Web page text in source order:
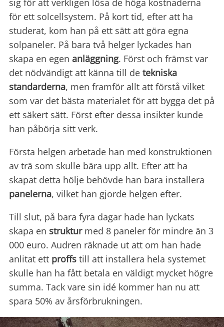
sig för att verkligen lösa de höga kostnaderna
för ett solcellsystem. På kort tid, efter att ha
studerat, kom han på ett sätt att göra egna
solpaneler. På bara två helger lyckades han
skapa en egen anläggning. Först och främst var
det nödvändigt att känna till de tekniska
standarderna, men framför allt att förstå vilket
som var det bästa materialet för att bygga det på
ett säkert sätt. Först efter dessa insikter kunde
han påbörja sitt verk.
Första helgen arbetade han med konstruktionen
av trä som skulle bära upp allt. Efter att ha
skapat detta hölje behövde han bara installera
panelerna, vilket han gjorde helgen efter.
Till slut, på bara fyra dagar hade han lyckats
skapa en strukturmed 8 paneler för mindre än 3
000 euro. Audren räknade ut att om han hade
anlitat ett proffs till att installera hela systemet
skulle han ha fått betala en väldigt mycket högre
summa. Tack vare sin idé kommer han nu att
spara 50% av årsförbrukningen.